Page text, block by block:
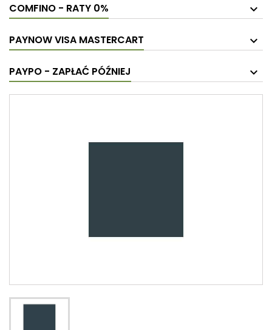
COMFINO - RATY 0%
PAYNOW VISA MASTERCART
PAYPO - ZAPŁAĆ PÓŹNIEJ